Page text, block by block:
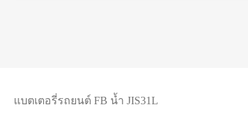
แบตเตอรี่รถยนต์ FB น้ำ JIS31L